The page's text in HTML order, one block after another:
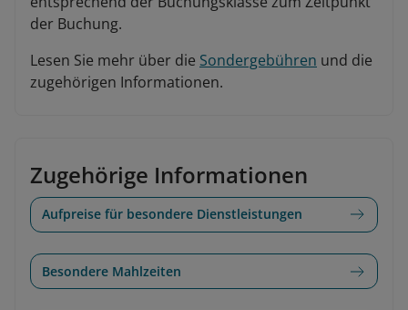
der Buchung.
Lesen Sie mehr über die Sondergebühren und die
zugehörigen Informationen.
Zugehörige Informationen
Aufpreise für besondere Dienstleistungen
Besondere Mahlzeiten